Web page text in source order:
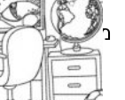
מוצרים